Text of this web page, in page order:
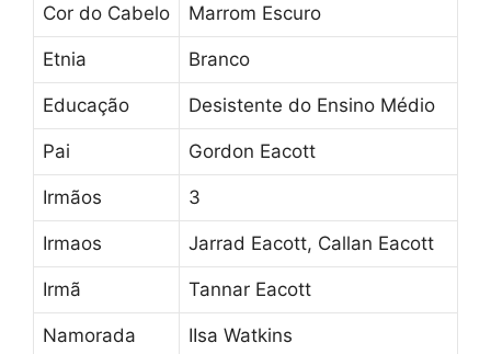
Cor do Cabelo Marrom Escuro
Etnia Branco
Educação Desistente do Ensino Médio
Pai Gordon Eacott
Irmãos 3
Irmaos Jarrad Eacott, Callan Eacott
Irmã Tannar Eacott
Namorada IIsa Watkins